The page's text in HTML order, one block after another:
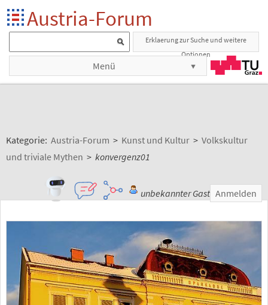
Austria-Forum
Erklaerung zur Suche und weitere
Optionen
Menü
Kategorie: Austria-Forum > Kunst und Kultur > Volkskultur
und triviale Mythen > konvergenz01
unbekannter Gast Anmelden